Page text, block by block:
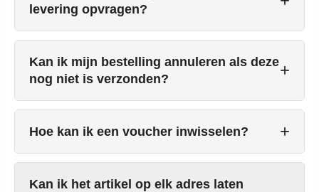
levering opvragen?
Kan ik mijn bestelling annuleren als deze
nog niet is verzonden?
Hoe kan ik een voucher inwisselen?
Kan ik het artikel op elk adres laten